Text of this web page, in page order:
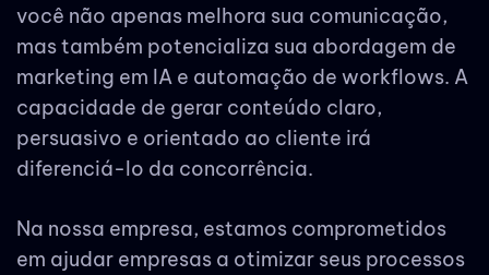
você não apenas melhora sua comunicação,
mas também potencializa sua abordagem de
marketing em IA e automação de workflows. A
capacidade de gerar conteúdo claro,
persuasivo e orientado ao cliente irá
diferenciá-lo da concorrência.
Na nossa empresa, estamos comprometidos
em ajudar empresas a otimizar seus processos